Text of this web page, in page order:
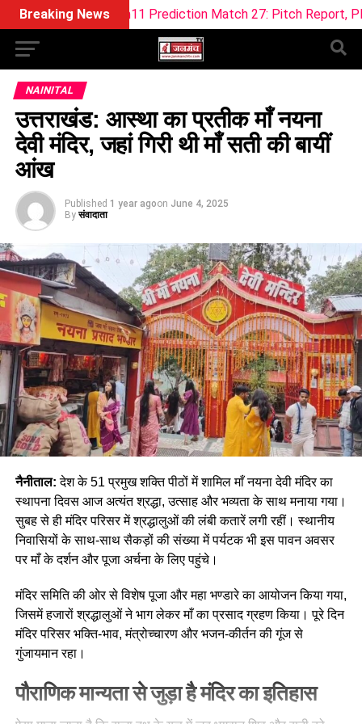
Breaking News
Dream11 Prediction Match 27: Pitch Report, Playing XI &
NAINITAL
उत्तराखंड: आस्था का प्रतीक माँ नयना
देवी मंदिर, जहां गिरी थी माँ सती की बायीं
आंख
Published 1 year agoon June 4, 2025
By संवादाता
नैनीताल: देश के 51 प्रमुख शक्ति पीठों में शामिल माँ नयना देवी मंदिर का
स्थापना दिवस आज अत्यंत श्रद्धा, उत्साह और भव्यता के साथ मनाया गया।
सुबह से ही मंदिर परिसर में श्रद्धालुओं की लंबी कतारें लगी रहीं। स्थानीय
निवासियों के साथ-साथ सैकड़ों की संख्या में पर्यटक भी इस पावन अवसर
पर माँ के दर्शन और पूजा अर्चना के लिए पहुंचे।
मंदिर समिति की ओर से विशेष पूजा और महा भण्डारे का आयोजन किया गया,
जिसमें हजारों श्रद्धालुओं ने भाग लेकर माँ का प्रसाद ग्रहण किया। पूरे दिन
मंदिर परिसर भक्ति-भाव, मंत्रोच्चारण और भजन-कीर्तन की गूंज से
गुंजायमान रहा।
पौराणिक मान्यता से जुड़ा है मंदिर का इतिहास